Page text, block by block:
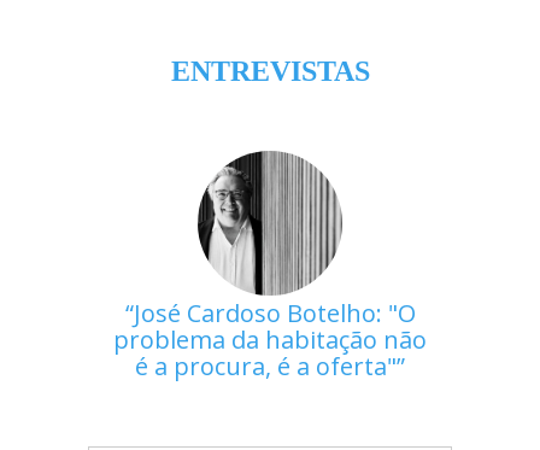
ENTREVISTAS
José Cardoso Botelho: "O
problema da habitação não
é a procura, é a oferta"